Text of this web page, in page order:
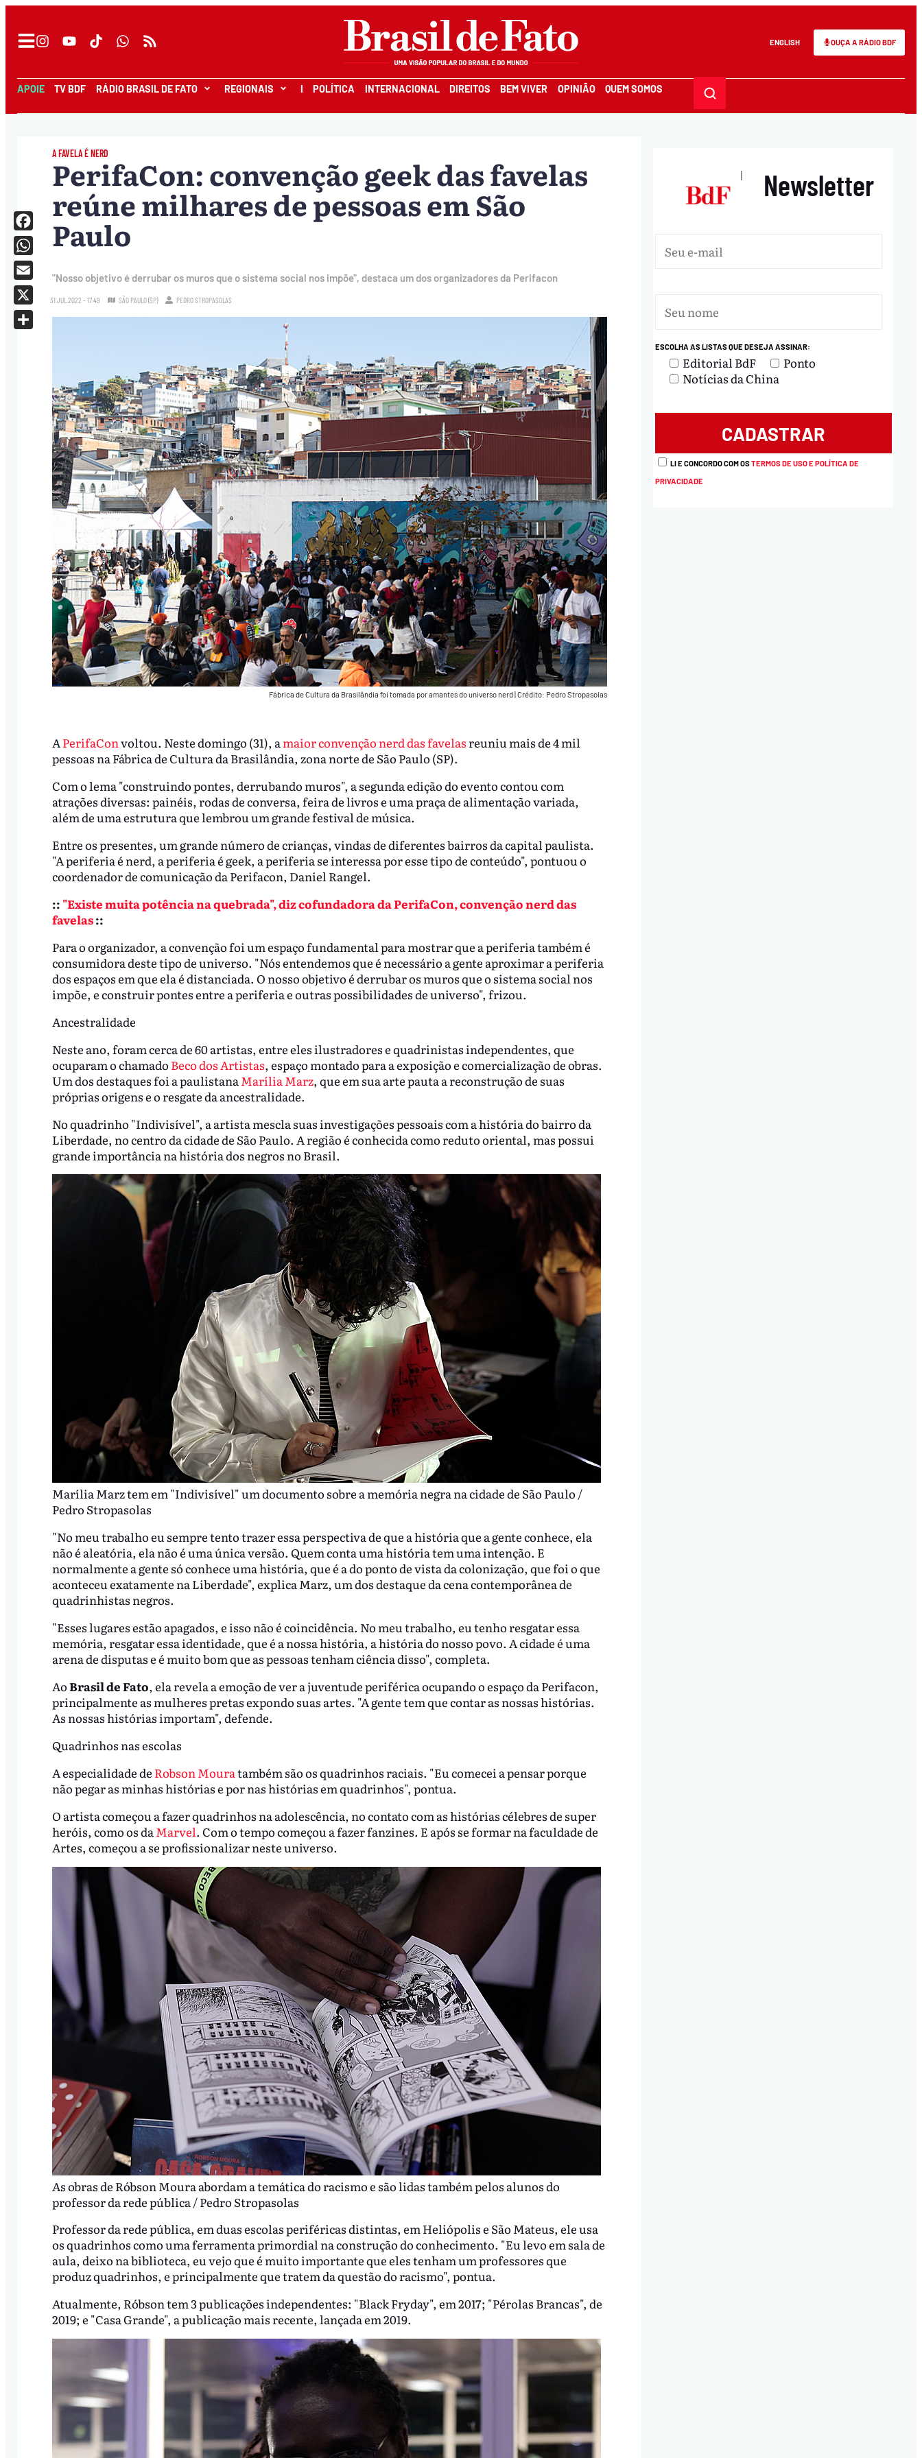
ENGLISH OUÇA A RÁDIO BDF
APOIE TV BDF RÁDIO BRASIL DE FATO REGIONAIS I POLÍTICA INTERNACIONAL DIREITOS BEM VIVER OPINIÃO QUEM SOMOS
A FAVELA É NERD
PerifaCon: convenção geek das favelas
reúne milhares de pessoas em São
Paulo
"Nosso objetivo é derrubar os muros que o sistema social nos impõe", destaca um dos organizadores da Perifacon
31.JUL.2022 - 17:49 SÃO PAULO (SP) PEDRO STROPASOLAS
Fábrica de Cultura da Brasilândia foi tomada por amantes do universo nerd|Crédito: Pedro Stropasolas
APerifaConvoltou. Neste domingo (31), amaior convenção nerd das favelas reuniu mais de 4 mil
pessoas na Fábrica de Cultura da Brasilândia, zona norte de São Paulo (SP).
Com o lema "construindo pontes, derrubando muros", a segunda edição do evento contou com
atrações diversas: painéis, rodas de conversa, feira de livros e uma praça de alimentação variada,
além de uma estrutura que lembrou um grande festival de música.
Entre os presentes, um grande número de crianças, vindas de diferentes bairros da capital paulista.
"A periferia é nerd, a periferia é geek, a periferia se interessa por esse tipo de conteúdo", pontuou o
coordenador de comunicação da Perifacon, Daniel Rangel.
:: "Existe muita potência na quebrada", diz cofundadora da PerifaCon, convenção nerd das
favelas::
Para o organizador, a convenção foi um espaço fundamental para mostrar que a periferia também é
consumidora deste tipo de universo. "Nós entendemos que é necessário a gente aproximar a periferia
dos espaços em que ela é distanciada. O nosso objetivo é derrubar os muros que o sistema social nos
impõe, e construir pontes entre a periferia e outras possibilidades de universo", frizou.
Ancestralidade
Neste ano, foram cerca de 60 artistas, entre eles ilustradores e quadrinistas independentes, que
ocuparam o chamado Beco dos Artistas, espaço montado para a exposição e comercialização de obras.
Um dos destaques foi a paulistana Marília Marz, que em sua arte pauta a reconstrução de suas
próprias origens e o resgate da ancestralidade.
No quadrinho "Indivisível", a artista mescla suas investigações pessoais com a história do bairro da
Liberdade, no centro da cidade de São Paulo. A região é conhecida como reduto oriental, mas possui
grande importância na história dos negros no Brasil.
Marília Marz tem em "Indivisível" um documento sobre a memória negra na cidade de São Paulo /
Pedro Stropasolas
"No meu trabalho eu sempre tento trazer essa perspectiva de que a história que a gente conhece, ela
não é aleatória, ela não é uma única versão. Quem conta uma história tem uma intenção. E
normalmente a gente só conhece uma história, que é a do ponto de vista da colonização, que foi o que
aconteceu exatamente na Liberdade", explica Marz, um dos destaque da cena contemporânea de
quadrinhistas negros.
"Esses lugares estão apagados, e isso não é coincidência. No meu trabalho, eu tenho resgatar essa
memória, resgatar essa identidade, que é a nossa história, a história do nosso povo. A cidade é uma
arena de disputas e é muito bom que as pessoas tenham ciência disso", completa.
AoBrasil de Fato, ela revela a emoção de ver a juventude periférica ocupando o espaço da Perifacon,
principalmente as mulheres pretas expondo suas artes. "A gente tem que contar as nossas histórias.
As nossas histórias importam", defende.
Quadrinhos nas escolas
A especialidade de Robson Mouratambém são os quadrinhos raciais. "Eu comecei a pensar porque
não pegar as minhas histórias e por nas histórias em quadrinhos", pontua.
O artista começou a fazer quadrinhos na adolescência, no contato com as histórias célebres de super
heróis, como os da Marvel. Com o tempo começou a fazer fanzines. E após se formar na faculdade de
Artes, começou a se profissionalizar neste universo.
As obras de Róbson Moura abordam a temática do racismo e são lidas também pelos alunos do
professor da rede pública / Pedro Stropasolas
Professor da rede pública, em duas escolas periféricas distintas, em Heliópolis e São Mateus, ele usa
os quadrinhos como uma ferramenta primordial na construção do conhecimento. "Eu levo em sala de
aula, deixo na biblioteca, eu vejo que é muito importante que eles tenham um professores que
produz quadrinhos, e principalmente que tratem da questão do racismo", pontua.
Atualmente, Róbson tem 3 publicações independentes: "Black Fryday", em 2017; "Pérolas Brancas", de
2019; e "Casa Grande", a publicação mais recente, lançada em 2019.
Facebook
WhatsApp
Email
X
| Newsletter
ESCOLHA AS LISTAS QUE DESEJA ASSINAR:
Editorial BdF
Ponto
Notícias da China
LI E CONCORDO COM OSTERMOS DE USO E POLÍTICA DE
PRIVACIDADE